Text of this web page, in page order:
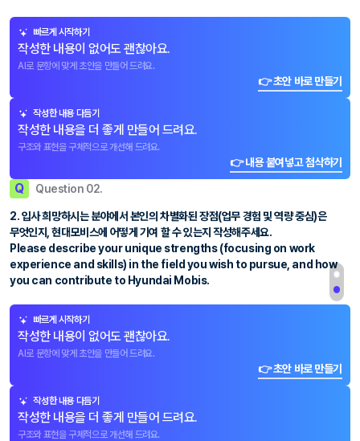
빠르게 시작하기
작성한 내용이 없어도 괜찮아요.
AI로 문항에 맞게 초안을 만들어 드려요.
👉 초안 바로 만들기
작성한 내용 다듬기
작성한 내용을 더 좋게 만들어 드려요.
구조와 표현을 구체적으로 개선해 드려요.
👉 내용 붙여넣고 첨삭하기
Q Question 02.
2. 입사 희망하시는 분야에서 본인의 차별화된 장점(업무 경험 및 역량 중심)은
무엇인지, 현대모비스에 어떻게 기여 할 수 있는지 작성해주세요.
Please describe your unique strengths (focusing on work
experience and skills) in the field you wish to pursue, and how
you can contribute to Hyundai Mobis.
빠르게 시작하기
작성한 내용이 없어도 괜찮아요.
AI로 문항에 맞게 초안을 만들어 드려요.
👉 초안 바로 만들기
작성한 내용 다듬기
작성한 내용을 더 좋게 만들어 드려요.
구조와 표현을 구체적으로 개선해 드려요.